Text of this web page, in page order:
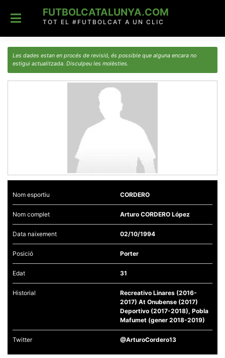
content
FUTBOLCATALUNYA.COM
TOT EL #FUTBOLCAT A UN CLIC
Les dades estan en procés de revisió, és possible que alguna encara no
estigui actualitzada. Disculpeu les molèsties.
Nom esportiu CORDERO
Nom complet Arturo CORDERO López
Data naixement 02/10/1994
Posició Porter
Edat 31
Historial
Recreativo Linares (2016-
2017) At Onubense (2017)
Deportivo (2017-2018), Pobla
Mafumet (gener 2018-2019)
Twitter @ArturoCordero13
Necessàries
Aquestes
cookies no
són
opcionals,
són
necessàries
per al
tècnic de la